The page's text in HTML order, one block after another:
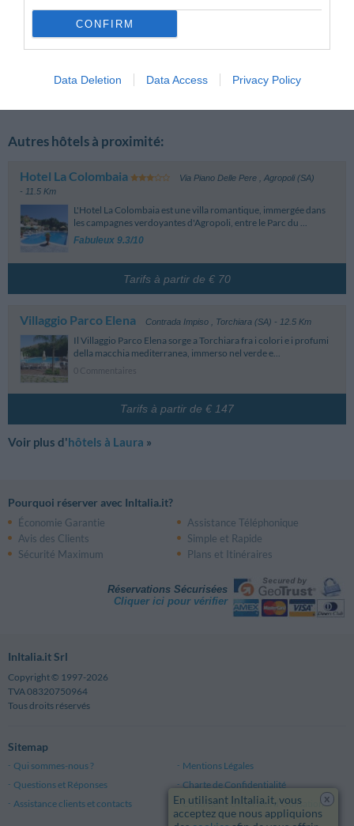
CONFIRM
Data Deletion Data Access Privacy Policy
détails
Commentaires
Page 1-1
Commentaires
Autres hôtels à proximité:
Hotel La Colombaia Via Piano Delle Pere , Agropoli (SA)
- 11.5 Km
L'Hotel La Colombaia est une villa romantique, immergée dans
les campagnes verdoyantes d'Agropoli, entre le Parc du ...
Fabuleux 9.3/10
Tarifs à partir de € 70
Villaggio Parco Elena Contrada Impiso Torchiara (SA) - 12.5 Km
Il Villaggio Parco Elena sorge a Torchiara fra i colori e i profumi
della macchia mediterranea, immerso nel verde e...
0 Commentaires
Tarifs à partir de € 147
Voir plus d'hôtels à Laura »
Pourquoi réserver avec InItalia.it?
Économie Garantie
Assistance Téléphonique
Avis des Clients
Simple et Rapide
Sécurité Maximum
Plans et Itinéraires
Réservations Sécurisées
Cliquer ici pour vérifier
InItalia.it Srl
Copyright © 1997-2026
TVA 08320750964
Tous droits réservés
Sitemap
Qui sommes-nous ?
Mentions Légales
Questions et Réponses
Charte de Confidentialité
Assistance clients et contacts
Conditions Générales d'Utilisationx
En utilisant InItalia.it, vous
acceptez que nous appliquions